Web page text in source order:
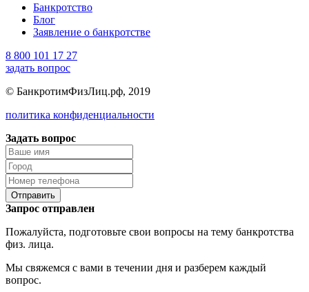
Банкротство
Блог
Заявление о банкротстве
8 800 101 17 27
задать вопрос
© БанкротимФизЛиц.рф, 2019
политика конфиденциальности
Задать вопрос
Отправить
Запрос отправлен
Пожалуйста, подготовьте свои вопросы на тему банкротства
физ. лица.
Мы свяжемся с вами в течении дня и разберем каждый
вопрос.